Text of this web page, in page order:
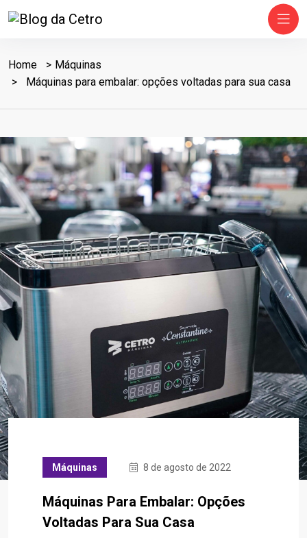
Home
Máquinas
Máquinas para embalar: opções voltadas para sua casa
Máquinas 8 de agosto de 2022
Máquinas Para Embalar: Opções
Voltadas Para Sua Casa